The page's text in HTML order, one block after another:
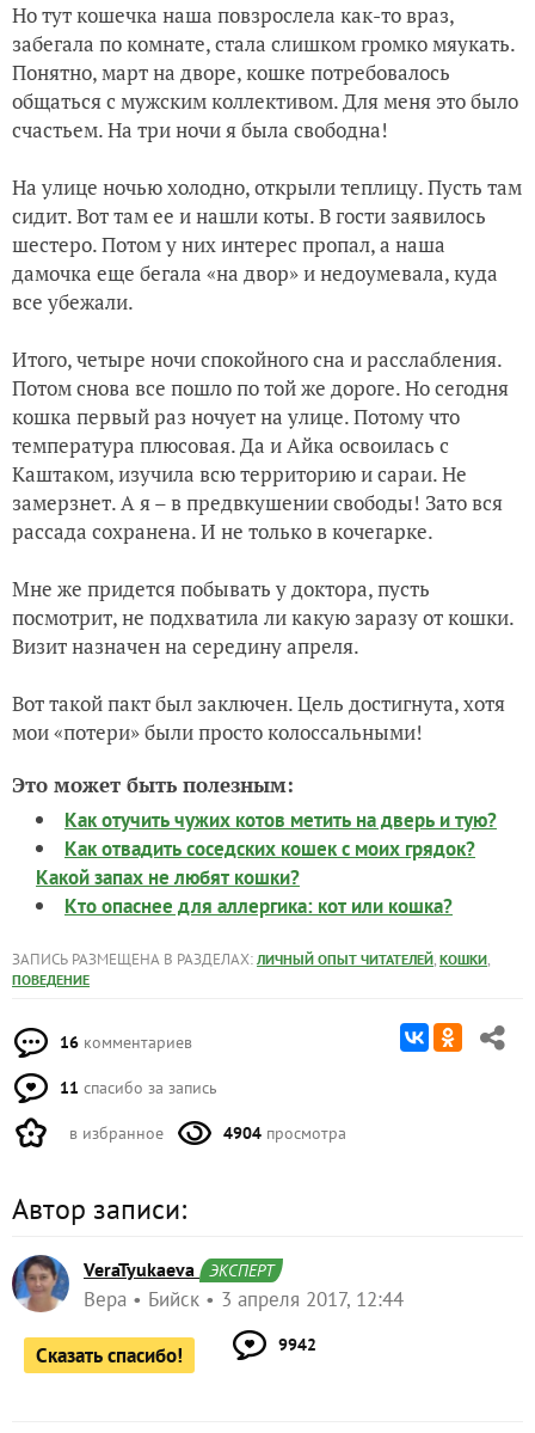
Но тут кошечка наша повзрослела как-то враз,
забегала по комнате, стала слишком громко мяукать.
Понятно, март на дворе, кошке потребовалось
общаться с мужским коллективом. Для меня это было
счастьем. На три ночи я была свободна!
На улице ночью холодно, открыли теплицу. Пусть там
сидит. Вот там ее и нашли коты. В гости заявилось
шестеро. Потом у них интерес пропал, а наша
дамочка еще бегала «на двор» и недоумевала, куда
все убежали.
Итого, четыре ночи спокойного сна и расслабления.
Потом снова все пошло по той же дороге. Но сегодня
кошка первый раз ночует на улице. Потому что
температура плюсовая. Да и Айка освоилась с
Каштаком, изучила всю территорию и сараи. Не
замерзнет. А я – в предвкушении свободы! Зато вся
рассада сохранена. И не только в кочегарке.
Мне же придется побывать у доктора, пусть
посмотрит, не подхватила ли какую заразу от кошки.
Визит назначен на середину апреля.
Вот такой пакт был заключен. Цель достигнута, хотя
мои «потери» были просто колоссальными!
Это может быть полезным:
Как отучить чужих котов метить на дверь и тую?
Как отвадить соседских кошек с моих грядок?
Какой запах не любят кошки?
Кто опаснее для аллергика: кот или кошка?
ЗАПИСЬ РАЗМЕЩЕНА В РАЗДЕЛАХ: ЛИЧНЫЙ ОПЫТ ЧИТАТЕЛЕЙ, КОШКИ,
ПОВЕДЕНИЕ
16 комментариев
11 спасибо за запись
в избранное 4904 просмотра
Автор записи:
VeraTyukaeva ЭКСПЕРТ
Вера Бийск 3 апреля 2017, 12:44
Сказать спасибо! 9942